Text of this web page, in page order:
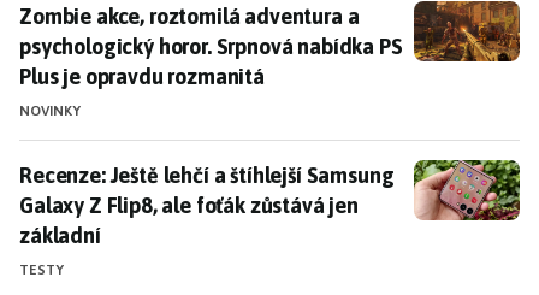
Zombie akce, roztomilá adventura a psychologický
Zombie akce, roztomilá adventura a
psychologický horor. Srpnová nabídka PS
Plus je opravdu rozmanitá
NOVINKY
Recenze: Ještě lehčí a štíhlejší Samsung Galaxy Z
Recenze: Ještě lehčí a štíhlejší Samsung
Galaxy Z Flip8, ale foťák zůstává jen
základní
TESTY